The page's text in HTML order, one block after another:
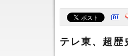
テレ東、超歴